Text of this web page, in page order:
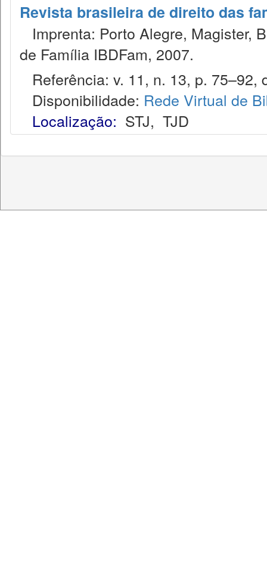
Revista brasileira de direito das
Imprenta: Porto Alegre, Magister,
de Família IBDFam, 2007.
Referência: v. 11, n. 13, p. 75–92,
Disponibilidade: Rede Virtual de
Localização: STJ, TJD